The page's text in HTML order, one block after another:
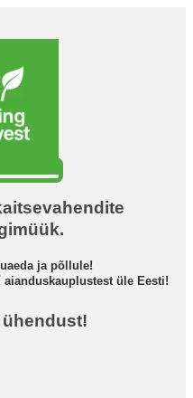
ja põllule!
üle Eesti!